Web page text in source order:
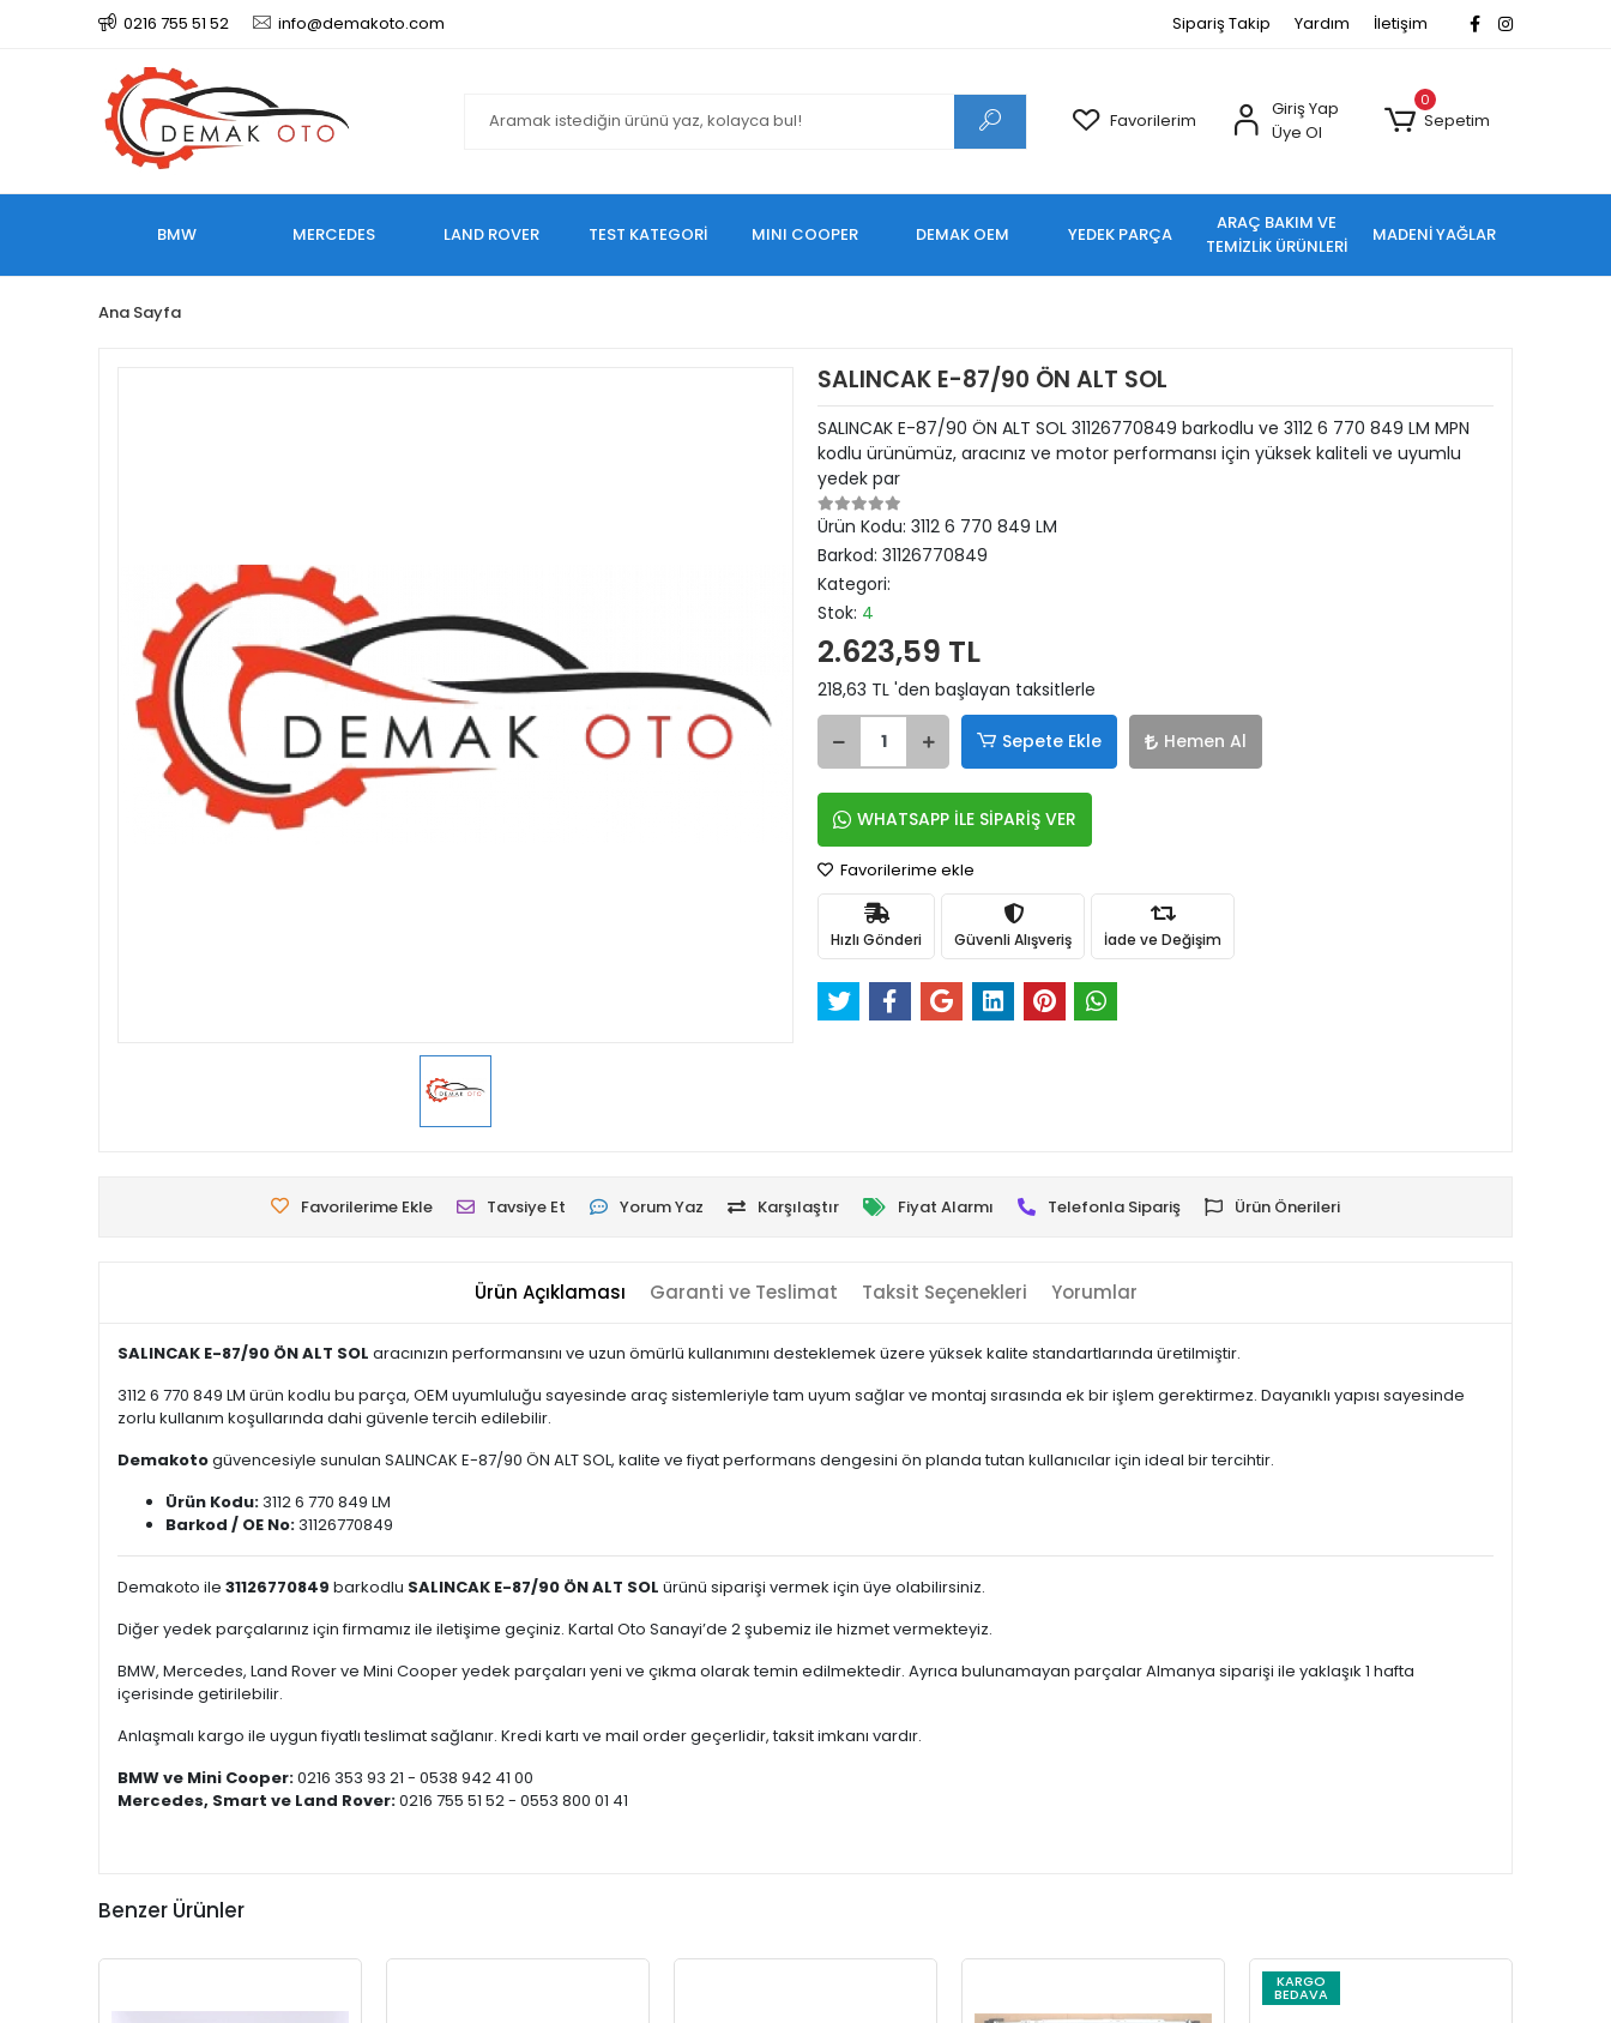
0216 755 51 52 info@demakoto.com Sipariş Takip Yardım İletişim
Favorilerim
Giriş Yap
Üye Ol
0
Sepetim
BMW MERCEDES LAND ROVER TEST KATEGORİ MINI COOPER DEMAK OEM YEDEK PARÇA
ARAÇ BAKIM VE
TEMİZLİK ÜRÜNLERİ
MADENİ YAĞLAR
Ana Sayfa
SALINCAK E-87/90 ÖN ALT SOL
SALINCAK E-87/90 ÖN ALT SOL 31126770849 barkodlu ve 3112 6 770 849 LM MPN
kodlu ürünümüz, aracınız ve motor performansı için yüksek kaliteli ve uyumlu
yedek par
Ürün Kodu: 3112 6 770 849 LM
Barkod: 31126770849
Kategori:
Stok: 4
2.623,59 TL
218,63 TL 'den başlayan taksitlerle
Sepete Ekle Hemen Al
WHATSAPP İLE SİPARİŞ VER
Favorilerime ekle
Hızlı Gönderi Güvenli Alışveriş İade ve Değişim
Favorilerime Ekle Tavsiye Et Yorum Yaz Karşılaştır Fiyat Alarmı Telefonla Sipariş Ürün Önerileri
Ürün Açıklaması Garanti ve Teslimat Taksit Seçenekleri Yorumlar
SALINCAK E-87/90 ÖN ALT SOL aracınızın performansını ve uzun ömürlü kullanımını desteklemek üzere yüksek kalite standartlarında üretilmiştir.
3112 6 770 849 LM ürün kodlu bu parça, OEM uyumluluğu sayesinde araç sistemleriyle tam uyum sağlar ve montaj sırasında ek bir işlem gerektirmez. Dayanıklı yapısı sayesinde
zorlu kullanım koşullarında dahi güvenle tercih edilebilir.
Demakotogüvencesiyle sunulan SALINCAK E-87/90 ÖN ALT SOL, kalite ve fiyat performans dengesini ön planda tutan kullanıcılar için ideal bir tercihtir.
Ürün Kodu:3112 6 770 849 LM
Barkod / OE No:31126770849
Demakoto ile 31126770849 barkodlu SALINCAK E-87/90 ÖN ALT SOL ürünü siparişi vermek için üye olabilirsiniz.
Diğer yedek parçalarınız için firmamız ile iletişime geçiniz. Kartal Oto Sanayi’de 2 şubemiz ile hizmet vermekteyiz.
BMW, Mercedes, Land Rover ve Mini Cooper yedek parçaları yeni ve çıkma olarak temin edilmektedir. Ayrıca bulunamayan parçalar Almanya siparişi ile yaklaşık 1 hafta
içerisinde getirilebilir.
Anlaşmalı kargo ile uygun fiyatlı teslimat sağlanır. Kredi kartı ve mail order geçerlidir, taksit imkanı vardır.
BMW ve Mini Cooper:0216 353 93 21 - 0538 942 41 00
Mercedes, Smart ve Land Rover:0216 755 51 52 - 0553 800 01 41
Benzer Ürünler
KARGO
BEDAVA